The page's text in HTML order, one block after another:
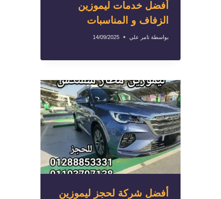
أفضل خدمات ليموزين
الزفاف و المناسبات
بواسطة تامر علي 14/09/2025
أفضل شركة لحجز ليموزين